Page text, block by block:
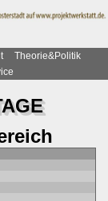
Theorie&Politik